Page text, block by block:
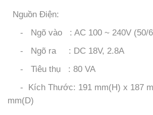
Nguồn Điện:
- Ngõ vào : AC 100 ~ 240V (50/
- Ngõ ra : DC 18V, 2.8A
- Tiêu thụ : 80 VA
- Kích Thước: 191 mm(H) x 187
mm(D)